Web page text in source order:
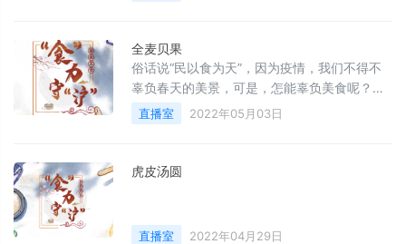
全麦贝果
俗话说“民以食为天”，因为疫情，我们不得不
辜负春天的美景，可是，怎能辜负美食呢？生
活不止隔离和新冠，还有美食和靓汤。疫情期
间，美食达人来教你在家如何做美食！贝果是
的口感、超强的饱腹感，还是一款原料健康、
直播室 2022年05月03日
虎皮汤圆
直播室 2022年04月29日